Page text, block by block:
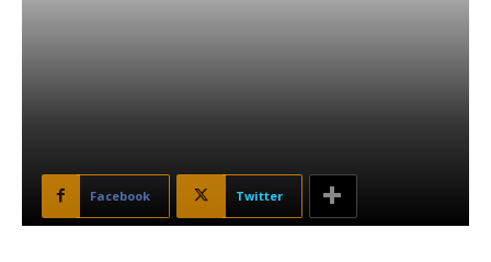
Facebook Twitter